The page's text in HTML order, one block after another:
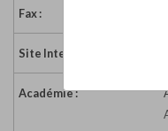
Fax :
Site Internet :
Académie :